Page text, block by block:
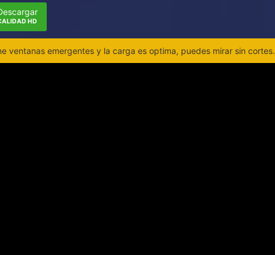
HD
ventanas emergentes y la carga es optima, puedes mirar sin cortes.